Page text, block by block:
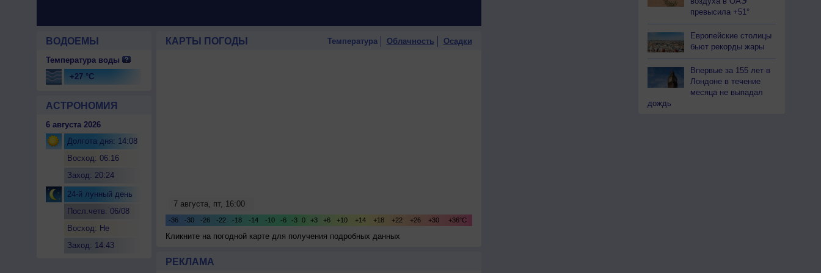
ВОДОЕМЫ
Температура воды
+27 °C
АСТРОНОМИЯ
6 августа 2026
Долгота дня: 14:08
Восход: 06:16
Заход: 20:24
24-й лунный день
Посл.четв. 06/08
Восход: Не
Заход: 14:43
КАРТЫ ПОГОДЫ Температура Облачность Осадки
Кликните на погодной карте для получения подробных данных
РЕКЛАМА
превысила +51°
Европейские столицы
бьют рекорды жары
Впервые за 155 лет в
Лондоне в течение
месяца не выпадал
дождь